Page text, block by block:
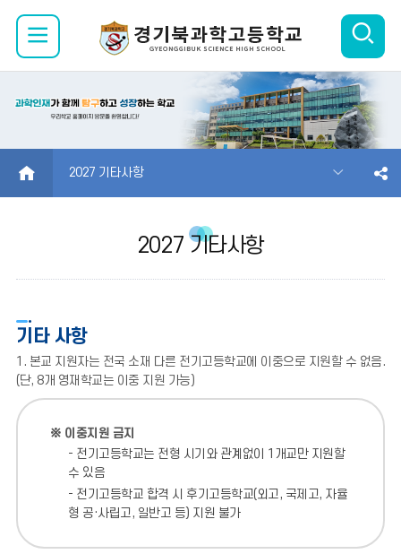
바
일
메
색
열
기
HOME 2027 기타사항
2027 기타사항
기타 사항
1. 본교 지원자는 전국 소재 다른 전기고등학교에 이중으로 지원할 수 없음.
(단, 8개 영재학교는 이중 지원 가능)
※ 이중지원 금지
- 전기고등학교는 전형 시기와 관계없이 1개교만 지원할
수 있음
- 전기고등학교 합격 시 후기고등학교(외고, 국제고, 자율
형 공·사립고, 일반고 등) 지원 불가